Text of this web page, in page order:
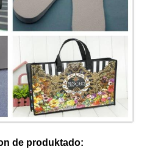
de produktado: